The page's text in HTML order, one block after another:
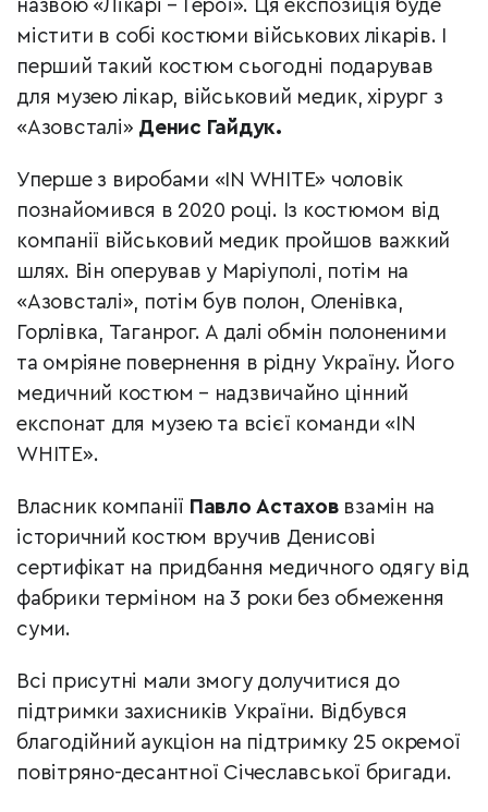
назвою «Лікарі – Герої». Ця експозиція буде
містити в собі костюми військових лікарів. І
перший такий костюм сьогодні подарував
для музею лікар, військовий медик, хірург з
«Азовсталі» Денис Гайдук.
Уперше з виробами «IN WHITE» чоловік
познайомився в 2020 році. Із костюмом від
компанії військовий медик пройшов важкий
шлях. Він оперував у Маріуполі, потім на
«Азовсталі», потім був полон, Оленівка,
Горлівка, Таганрог. А далі обмін полоненими
та омріяне повернення в рідну Україну. Його
медичний костюм – надзвичайно цінний
експонат для музею та всієї команди «IN
WHITE».
Власник компанії Павло Астахов взамін на
історичний костюм вручив Денисові
сертифікат на придбання медичного одягу від
фабрики терміном на 3 роки без обмеження
суми.
Всі присутні мали змогу долучитися до
підтримки захисників України. Відбувся
благодійний аукціон на підтримку 25 окремої
повітряно-десантної Січеславської бригади.